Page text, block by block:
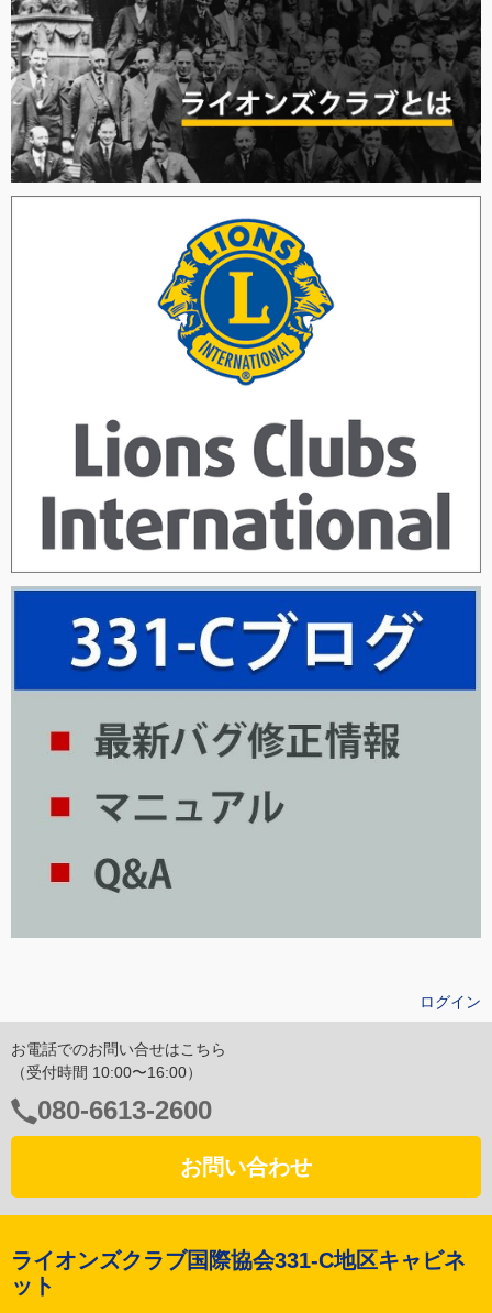
ログイン
お電話でのお問い合せはこちら
（受付時間 10:00〜16:00）
電
話
号：
080-6613-2600
お問い合わせ
ライオンズクラブ国際協会331-C地区キャビネ
ット